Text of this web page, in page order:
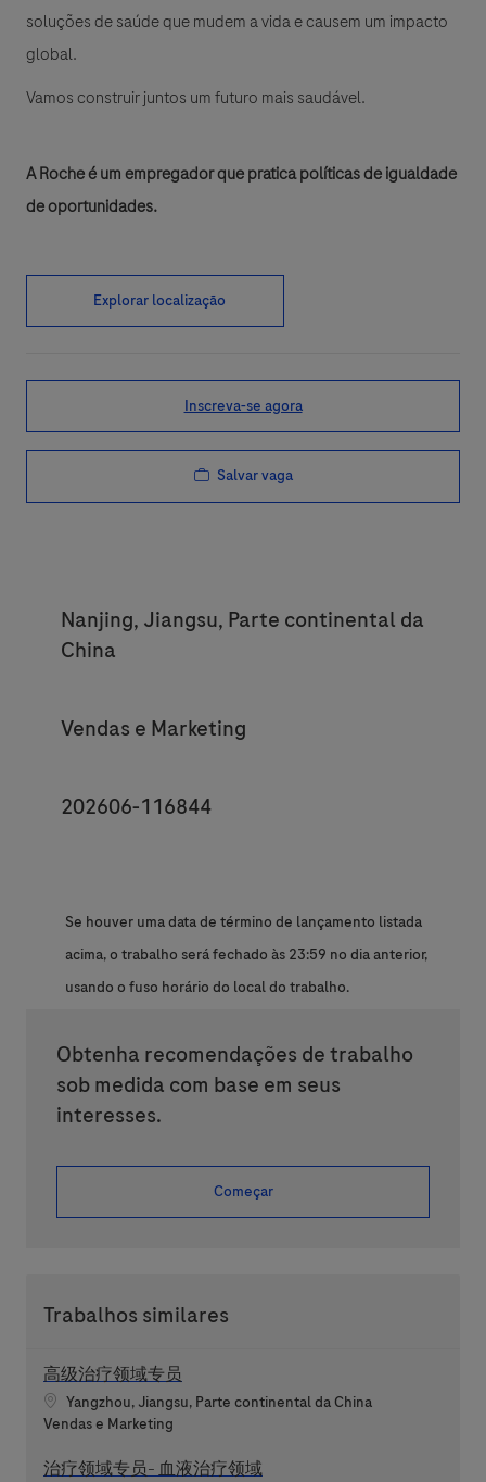
soluções de saúde que mudem a vida e causem um impacto
global.
Vamos construir juntos um futuro mais saudável.
A Roche é um empregador que pratica políticas de igualdade
de oportunidades.
Explorar localização
Inscreva-se agora
Salvar vaga
Location
Nanjing, Jiangsu, Parte continental da
China
Category
Vendas e Marketing
JobId
202606-116844
Se houver uma data de término de lançamento listada
acima, o trabalho será fechado às 23:59 no dia anterior,
usando o fuso horário do local do trabalho.
Obtenha recomendações de trabalho
sob medida com base em seus
interesses.
Começar
Trabalhos similares
高级治疗领域专员
Localização
Yangzhou, Jiangsu, Parte continental da China
Categoria
Vendas e Marketing
治疗领域专员- 血液治疗领域